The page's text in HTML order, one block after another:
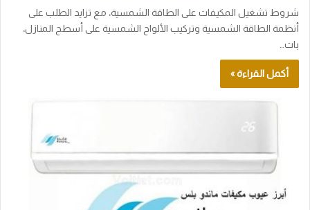
شروط تشغيل المكيفات على الطاقة الشمسية، مع تزايد الطلب على
أنظمة الطاقة الشمسية وتركيب الألواح الشمسية على أسطح المنازل،
بات…
أكمل القراءة »